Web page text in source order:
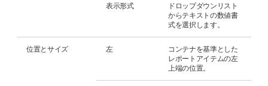
表示形式
ドロップダウンリスト
からテキストの数値書
式を選択します。
位置とサイズ 左
コンテナを基準とした
レポートアイテムの左
上端の位置。